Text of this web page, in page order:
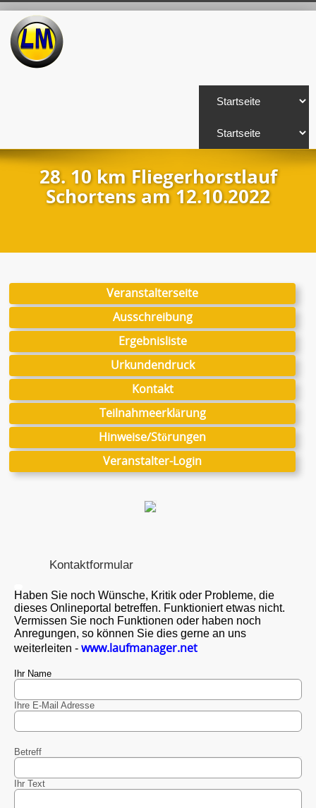
28. 10 km Fliegerhorstlauf
Schortens am 12.10.2022
Veranstalterseite
Ausschreibung
Ergebnisliste
Urkundendruck
Kontakt
Teilnahmeerklärung
Hinweise/Störungen
Veranstalter-Login
Kontaktformular
Haben Sie noch Wünsche, Kritik oder Probleme, die
dieses Onlineportal betreffen. Funktioniert etwas nicht.
Vermissen Sie noch Funktionen oder haben noch
Anregungen, so können Sie dies gerne an uns
weiterleiten - www.laufmanager.net
Ihr Name
Ihre E-Mail Adresse
Betreff
Ihr Text